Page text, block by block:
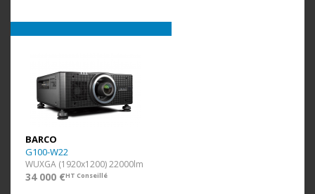
BARCO
G100-W22
WUXGA (1920x1200) 22000lm
34 000 €HT Conseillé